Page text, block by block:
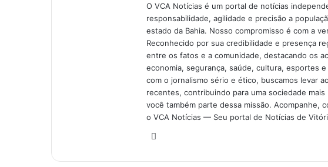
O VCA Notícias é um portal de notícias
responsabilidade, agilidade e precisão a
estado da Bahia. Nosso compromisso é com a
Reconhecido por sua credibilidade e presença
entre os fatos e a comunidade, destacando os
economia, segurança, saúde, cultura, esportes
com o jornalismo sério e ético, buscamos levar
recentes, contribuindo para uma sociedade
você também parte dessa missão. Acompanhe,
o VCA Notícias — Seu portal de Notícias de